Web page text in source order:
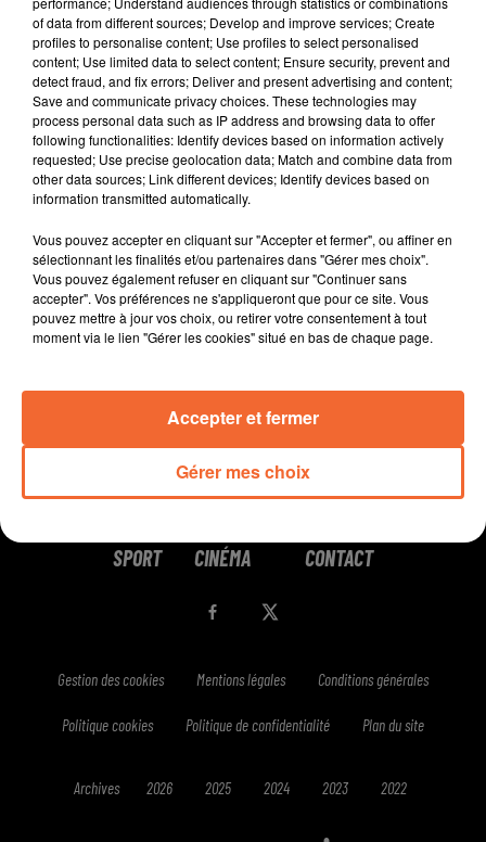
TITRES DIFFUSÉS
7h53
7h53
SOPHIE DE QUAY
Avant L'automne Ft
Simon Jaccard
7h50
7h50
GAUVAIN SERS
Quatre Enfants Plus
Loin
7h45
7h45
U2
Street Of Dreams
RADIO PODCASTS JEUX MUSIQUE
SPORT CINÉMA CONTACT
Gestion des cookies Mentions légales Conditions générales
Politique cookies Politique de confidentialité Plan du site
Archives 2026 2025 2024 2023 2022
of data from different sources; Develop and improve services; Create
profiles to personalise content; Use profiles to select personalised
content; Use limited data to select content; Ensure security, prevent and
detect fraud, and fix errors; Deliver and present advertising and content;
Save and communicate privacy choices. These technologies may
process personal data such as IP address and browsing data to offer
following functionalities: Identify devices based on information actively
requested; Use precise geolocation data; Match and combine data from
other data sources; Link different devices; Identify devices based on
information transmitted automatically.
Vous pouvez accepter en cliquant sur "Accepter et fermer", ou affiner en
sélectionnant les finalités et/ou partenaires dans "Gérer mes choix".
Vous pouvez également refuser en cliquant sur "Continuer sans
accepter". Vos préférences ne s'appliqueront que pour ce site. Vous
pouvez mettre à jour vos choix, ou retirer votre consentement à tout
moment via le lien "Gérer les cookies" situé en bas de chaque page.
Gérer mes choix
Accepter et fermer